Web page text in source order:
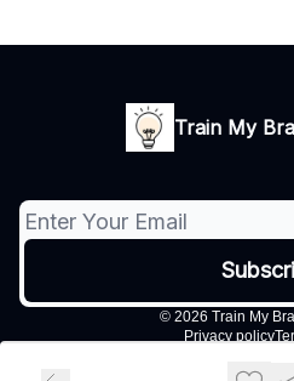
Train My
© 2026 Train My
Privacy policy
Powered